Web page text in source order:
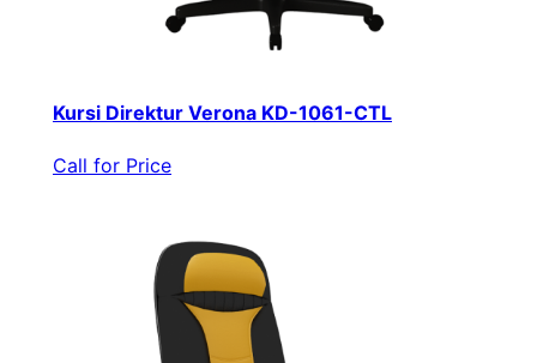
Kursi Direktur Verona KD-1061-CTL
Call for Price